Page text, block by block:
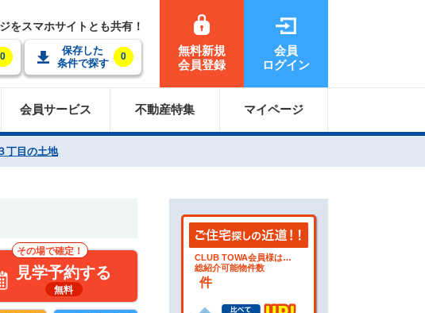
をスマホサイトとも共有！
0
保存した
条件で探す
0
無料新規
会員登録
会員
ログイン
会員サービス 不動産特集 マイページ
丁目の土地
その場で確定！
見学予約する
無料
CLUB TOWA会員様は…
総紹介可能物件数
件